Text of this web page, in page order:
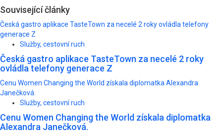
Související články
Česká gastro aplikace TasteTown za necelé 2 roky ovládla telefony
generace Z
Služby, cestovní ruch
Česká gastro aplikace TasteTown za necelé 2 roky
ovládla telefony generace Z
Cenu Women Changing the World získala diplomatka Alexandra
Janečková.
Služby, cestovní ruch
Cenu Women Changing the World získala diplomatka
Alexandra Janečková.